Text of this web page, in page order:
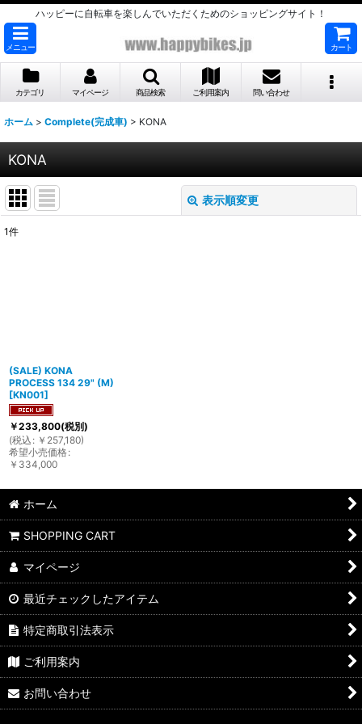
ハッピーに自転車を楽しんでいただくためのショッピングサイト！
メニュー カート
カテゴリ マイページ 商品検索 ご利用案内 問い合わせ
ホーム > Complete(完成車) > KONA
KONA
表示順変更
1件
(SALE) KONA
PROCESS 134 29" (M)
[KN001]
￥233,800(税別)
(税込 : ￥ 257,180)
希望小売価格:
￥ 334,000
ホーム
SHOPPING CART
マイページ
最近チェックしたアイテム
特定商取引法表示
ご利用案内
お問い合わせ